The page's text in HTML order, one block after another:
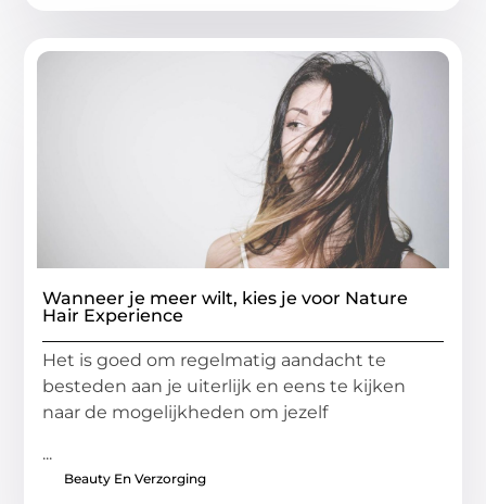
Wanneer je meer wilt, kies je voor Nature
Hair Experience
Het is goed om regelmatig aandacht te
besteden aan je uiterlijk en eens te kijken
naar de mogelijkheden om jezelf
...
Beauty En Verzorging